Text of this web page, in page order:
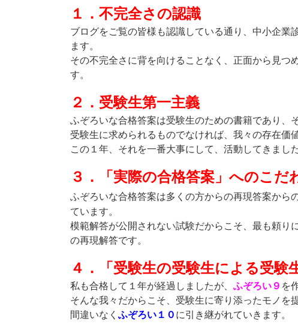
１．不完全さの認識
ブログをご覧の皆様も認識している通り、中小企業
ます。
その不完全さに背を向けることなく、正面から見つ
す。
２．受験生第一主義
ふぞろいな合格答案は受験生のための書籍であり、
受験生に求められるものでなければ、我々の存在価
この１年、それを一番大事にして、活動してきました
３．「実際の合格答案」へのこだ
ふぞろいな合格答案は多くの方からの再現答案から
ています。
模範解答が公開されない試験だからこそ、最も頼り
の再現解答です。
４．「受験生の受験生による受験
私も合格して１年が経過しましたが、 ふぞろい９ を
そんな我々だからこそ、受験生に寄り添ったモノを
間違いなく ふぞろい１０ に引き継がれていきます。